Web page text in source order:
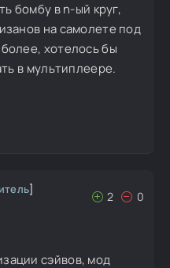
бомбу в n-ый круг,
на самолете под
хотелось бы
в мультиплеере.
] 2 0
сэйвов, мод